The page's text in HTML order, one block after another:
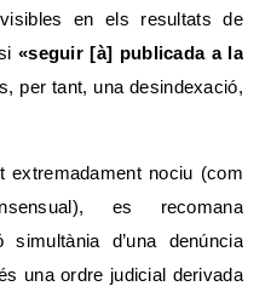
en els resultats de
«seguir [à] publicada a la
per tant, una desindexació,
extremadament nociu (com
es recomana
simultània d’una denúncia
una ordre judicial derivada